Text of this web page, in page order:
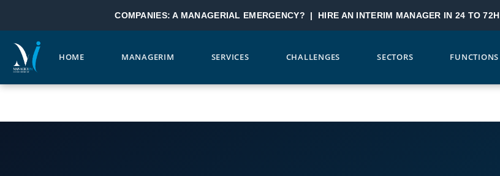
COMPANIES: A MANAGERIAL EMERGENCY? | HIRE AN INTERIM MANAGER IN 24 TO 72H
Skip to main content
HOME MANAGERIM SERVICES CHALLENGES SECTORS FUNCTIONS